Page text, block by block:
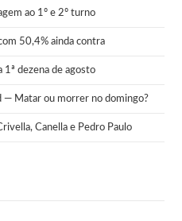
ao 1º e 2º turno
50,4% ainda contra
1ª dezena de agosto
— Matar ou morrer no domingo?
Canella e Pedro Paulo